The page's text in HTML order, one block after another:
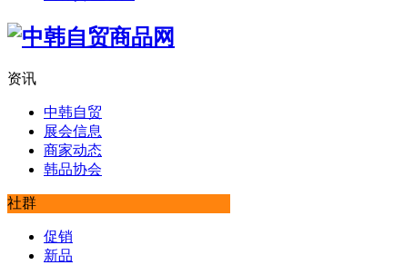
资讯
中韩自贸
展会信息
商家动态
韩品协会
社群
促销
新品